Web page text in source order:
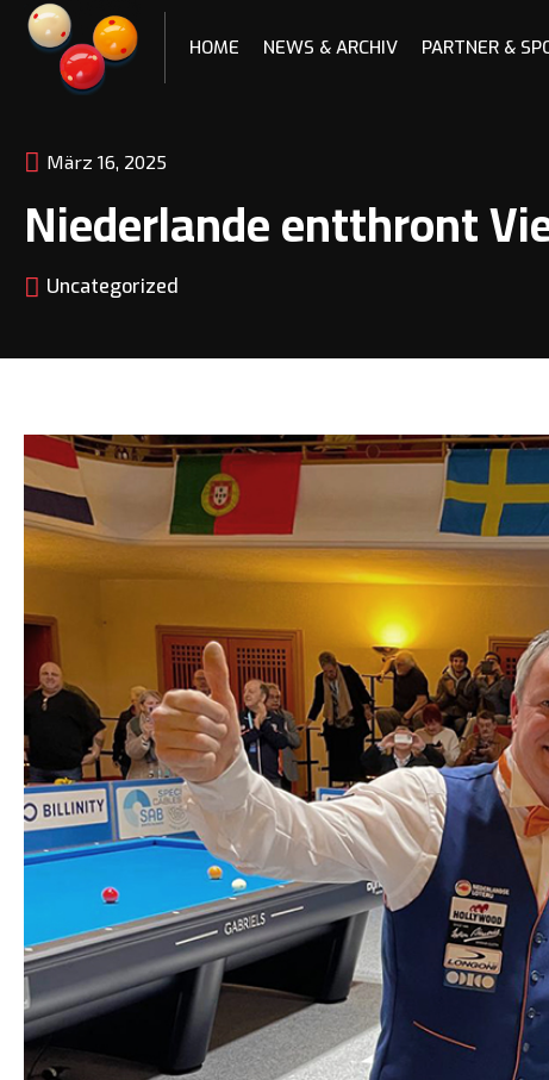
Skip
content
HOME NEWS & ARCHIV PARTNER &
März 16, 2025
Niederlande entthront
Uncategorized